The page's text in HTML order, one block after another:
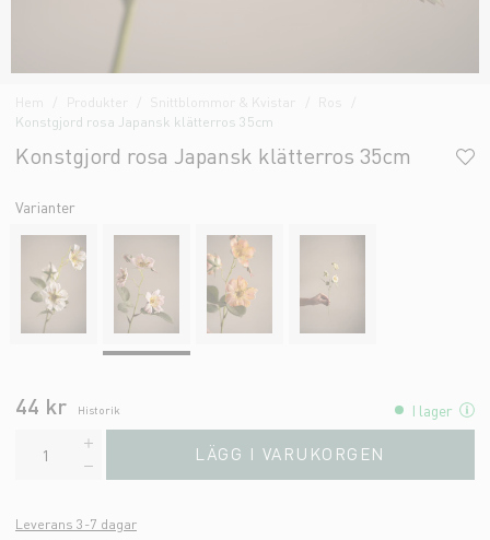
Hem Produkter Snittblommor & Kvistar
Konstgjord rosa Japansk klätterros 35cm
Konstgjord rosa Japansk klätterros 35cm
Varianter
44 kr Historik I lager
LÄGG I VARUKORGEN
Leverans 3-7 dagar